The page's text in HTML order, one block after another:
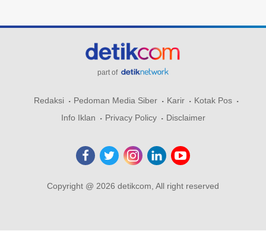
part of
Redaksi Pedoman Media Siber Karir
Kotak Pos
Info Iklan
Privacy Policy Disclaimer
Copyright @ 2026 detikcom, All right reserved